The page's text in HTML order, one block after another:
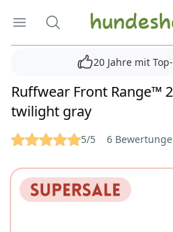
Menü öffnen
Suche Hundeshop.de
20 Jahre mit
Ruffwear Front Range™
twilight gray
Reviews 5/5 6
Bilder